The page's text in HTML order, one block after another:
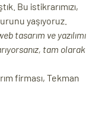
Bu istikrarımızı,
yaşıyoruz.
tasarım ve yazılımı
tam olarak
firması, Tekman